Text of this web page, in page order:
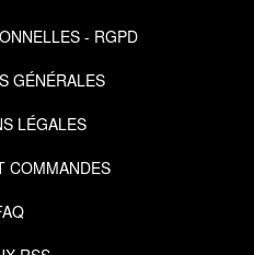
- RGPD
GÉNÉRALES
LÉGALES
COMMANDES